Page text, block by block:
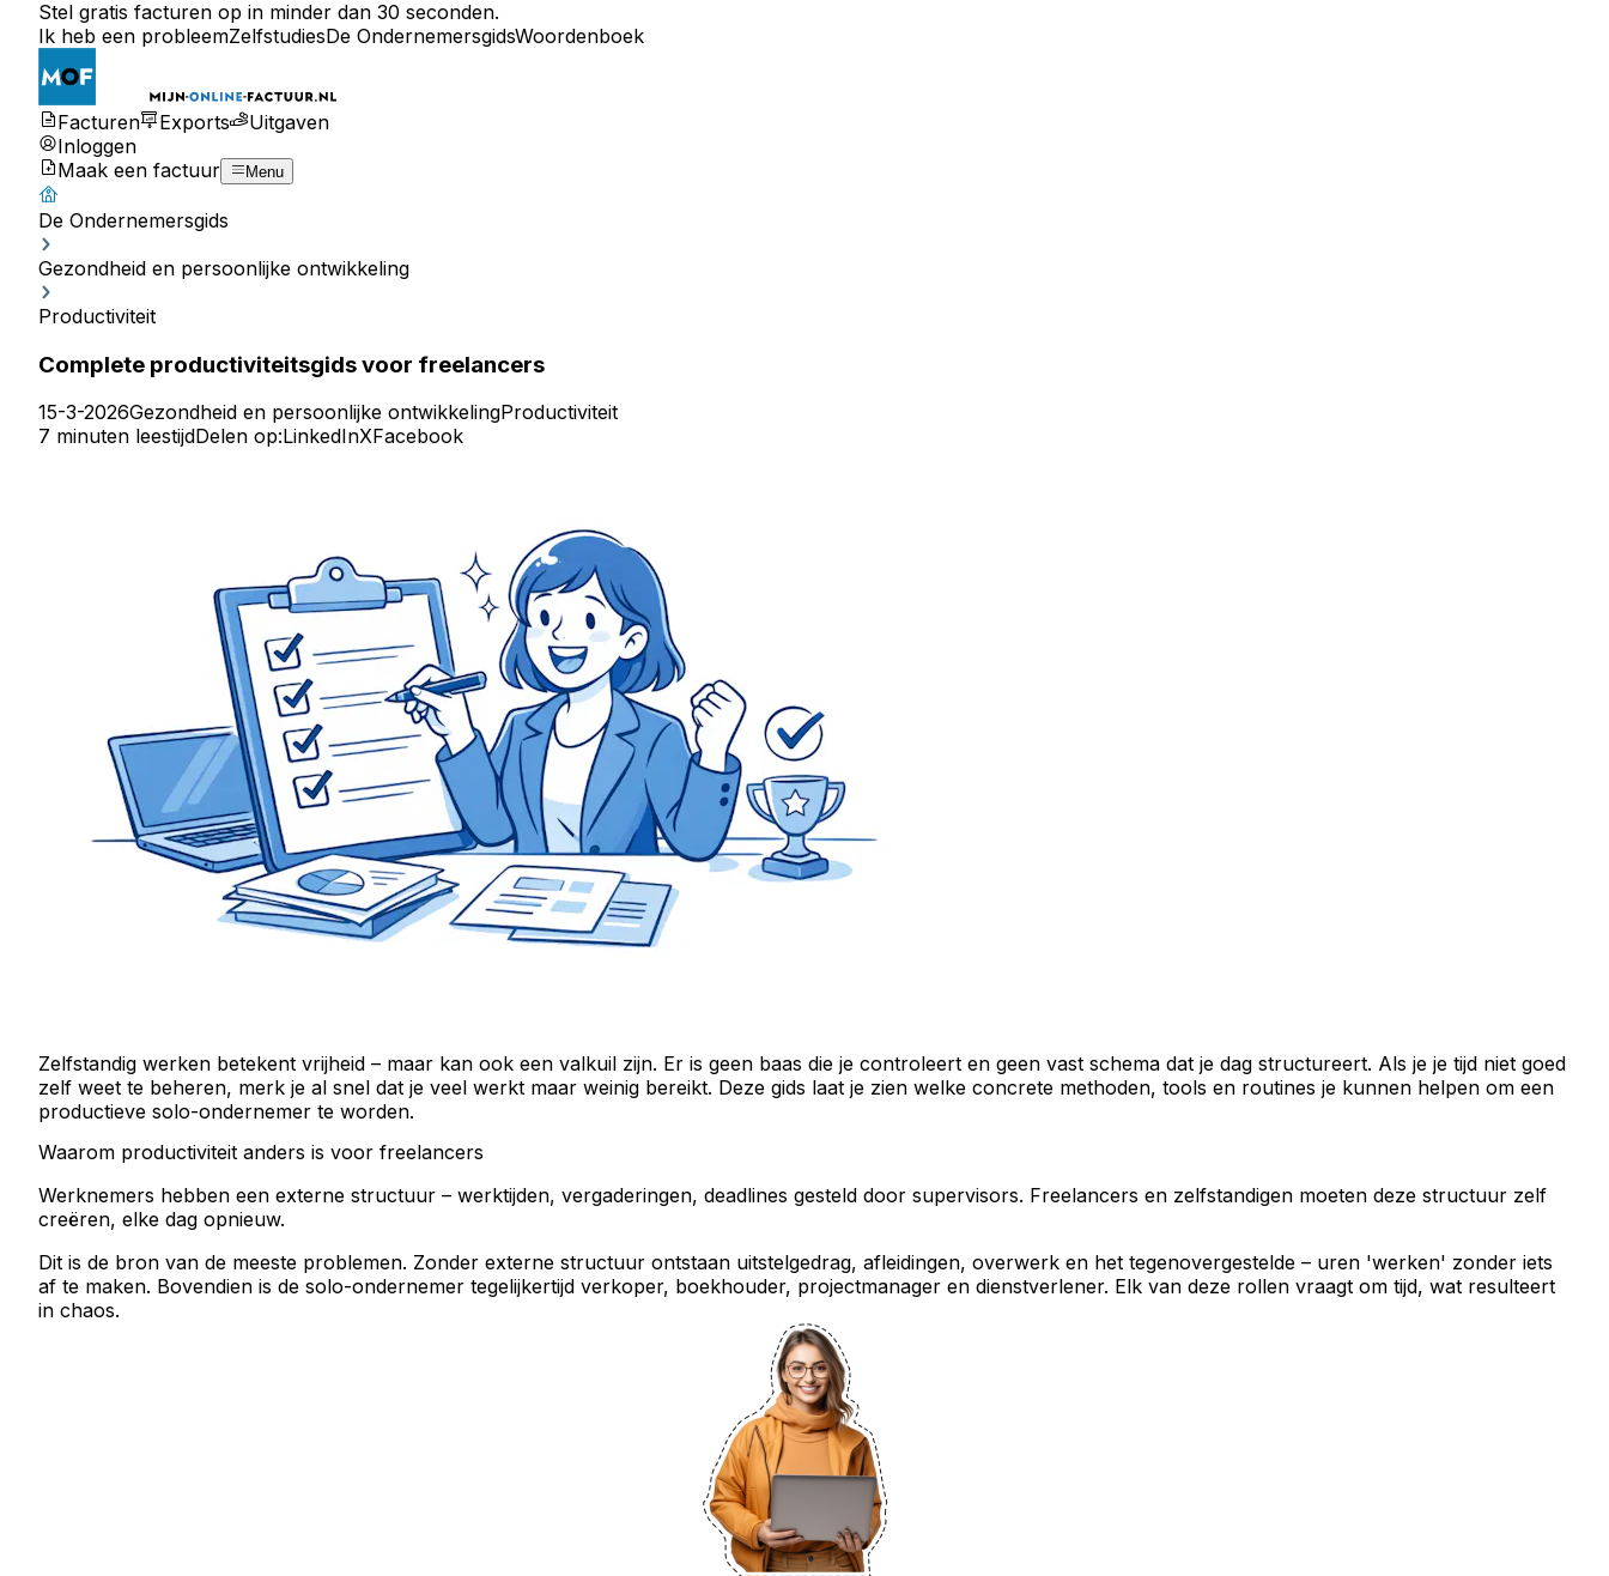
Stel gratis facturen op in minder dan 30 seconden.
Ik heb een probleemZelfstudiesDe OndernemersgidsWoordenboek
Facturen Exports
Uitgaven
Inloggen
Maak een factuur
Menu
De Ondernemersgids
Gezondheid en persoonlijke ontwikkeling
Productiviteit
Complete productiviteitsgids voor freelancers
15-3-2026Gezondheid en persoonlijke ontwikkelingProductiviteit
7 minuten leestijdDelen op:LinkedInXFacebook
Zelfstandig werken betekent vrijheid – maar kan ook een valkuil zijn. Er is geen baas die je controleert en geen vast schema dat je dag structureert. Als je je tijd niet goed
zelf weet te beheren, merk je al snel dat je veel werkt maar weinig bereikt. Deze gids laat je zien welke concrete methoden, tools en routines je kunnen helpen om een
productieve solo-ondernemer te worden.
Waarom productiviteit anders is voor freelancers
Werknemers hebben een externe structuur – werktijden, vergaderingen, deadlines gesteld door supervisors. Freelancers en zelfstandigen moeten deze structuur zelf
creëren, elke dag opnieuw.
Dit is de bron van de meeste problemen. Zonder externe structuur ontstaan uitstelgedrag, afleidingen, overwerk en het tegenovergestelde – uren 'werken' zonder iets
af te maken. Bovendien is de solo-ondernemer tegelijkertijd verkoper, boekhouder, projectmanager en dienstverlener. Elk van deze rollen vraagt om tijd, wat resulteert
in chaos.